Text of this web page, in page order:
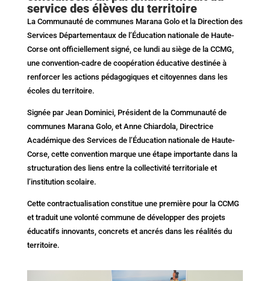
service des élèves du territoire
La Communauté de communes Marana Golo et la Direction des
Services Départementaux de l’Éducation nationale de Haute-
Corse ont officiellement signé, ce lundi au siège de la CCMG,
une convention-cadre de coopération éducative destinée à
renforcer les actions pédagogiques et citoyennes dans les
écoles du territoire.
Signée par Jean Dominici, Président de la Communauté de
communes Marana Golo, et Anne Chiardola, Directrice
Académique des Services de l’Éducation nationale de Haute-
Corse, cette convention marque une étape importante dans la
structuration des liens entre la collectivité territoriale et
l’institution scolaire.
Cette contractualisation constitue une première pour la CCMG
et traduit une volonté commune de développer des projets
éducatifs innovants, concrets et ancrés dans les réalités du
territoire.